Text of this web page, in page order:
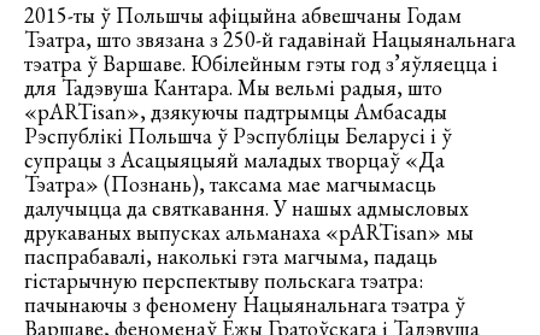
2015-ты ў Польшчы афіцыйна абвешчаны Годам
Тэатра, што звязана з 250-й гадавінай Нацыянальнага
тэатра ў Варшаве. Юбілейным гэты год з’яўляецца і
для Тадэвуша Кантара. Мы вельмі радыя, што
«pARTisan», дзякуючы падтрымцы Амбасады
Рэспублікі Польшча ў Рэспубліцы Беларусі і ў
супрацы з Асацыяцыяй маладых творцаў «Да
Тэатра» (Познань), таксама мае магчымасць
далучыцца да святкавання. У нашых адмысловых
друкаваных выпусках альманаха «pARTisan» мы
паспрабавалі, наколькі гэта магчыма, падаць
гістарычную перспектыву польскага тэатра:
пачынаючы з феномену Нацыянальнага тэатра ў
Варшаве, феноменаў Ежы Гратоўскага і Тадэвуша